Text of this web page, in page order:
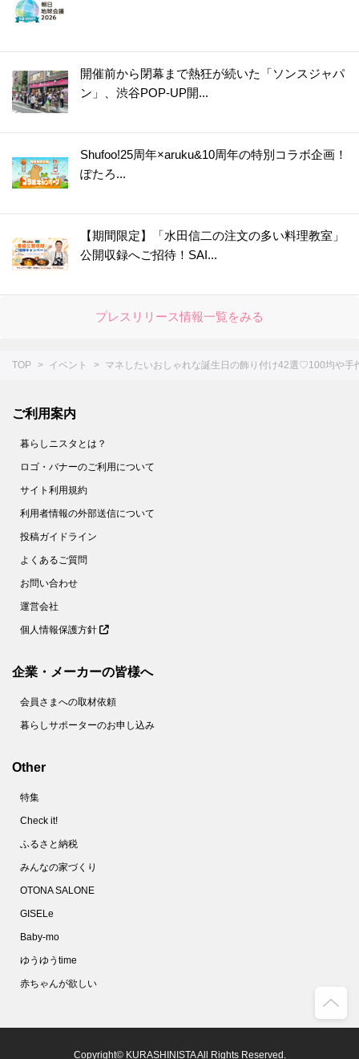
開催前から閉幕まで熱狂が続いた「ソンスジャパ
ン」、渋谷POP-UP開...
Shufoo!25周年×aruku&10周年の特別コラボ企画！
ぽたろ...
【期間限定】「水田信二の注文の多い料理教室」
公開収録へご招待！SAI...
プレスリリース情報一覧をみる
TOP イベント マネしたいおしゃれな誕生日の飾り付け42選♡100均や手
ご利用案内
暮らしニスタとは？
ロゴ・バナーのご利用について
サイト利用規約
利用者情報の外部送信について
投稿ガイドライン
よくあるご質問
お問い合わせ
運営会社
個人情報保護方針
企業・メーカーの皆様へ
会員さまへの取材依頼
暮らしサポーターのお申し込み
Other
特集
Check it!
ふるさと納税
みんなの家づくり
OTONA SALONE
GISELe
Baby-mo
ゆうゆうtime
赤ちゃんが欲しい
Copyright© KURASHINISTA All Rights Reserved.